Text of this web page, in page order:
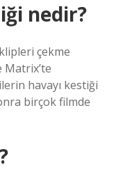
nedir?
çekme
Matrix’te
havayı kestiği
birçok filmde